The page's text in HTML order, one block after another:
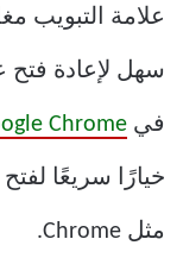
علامة التبويب
سهل لإعادة فتح
في Chrome
خيارًا سريعًا
مثل Chrome.